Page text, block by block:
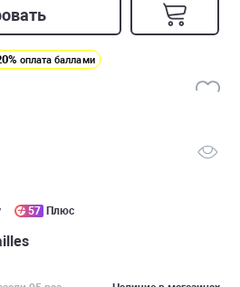
оплата баллами
57 Плюс